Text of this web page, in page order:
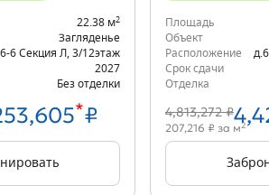
22.38 м2
Загляденье
6 Секция Л 3/12этаж
2027
Без отделки
*₽
Площадь
Объект
Расположение
Срок сдачи
Отделка
4,813,272 ₽
207,216 ₽ за м2